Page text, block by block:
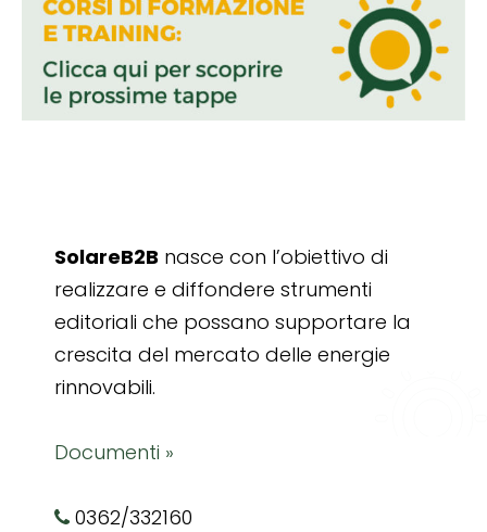
SolareB2B nasce con l’obiettivo di
realizzare e diffondere strumenti
editoriali che possano supportare la
crescita del mercato delle energie
rinnovabili.
Documenti »
0362/332160